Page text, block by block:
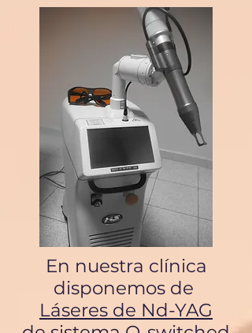
En nuestra clínica
disponemos de
Láseres de Nd-YAG